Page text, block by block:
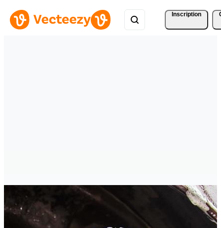
Inscription